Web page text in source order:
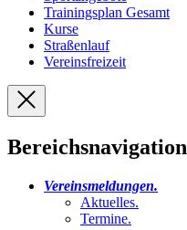
Trainingsplan Gesamt
Kurse
Straßenlauf
Vereinsfreizeit
Bereichsnavigation
Vereinsmeldungen.
Aktuelles.
Termine.